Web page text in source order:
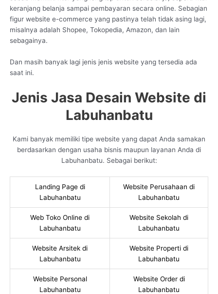
keranjang belanja sampai pembayaran secara online. Sebagian
figur website e-commerce yang pastinya telah tidak asing lagi,
misalnya adalah Shopee, Tokopedia, Amazon, dan lain
sebagainya.
Dan masih banyak lagi jenis jenis website yang tersedia ada
saat ini.
Jenis Jasa Desain Website di
Labuhanbatu
Kami banyak memiliki tipe website yang dapat Anda samakan
berdasarkan dengan usaha bisnis maupun layanan Anda di
Labuhanbatu. Sebagai berikut:
Landing Page di
Labuhanbatu
Website Perusahaan di
Labuhanbatu
Web Toko Online di
Labuhanbatu
Website Sekolah di
Labuhanbatu
Website Arsitek di
Labuhanbatu
Website Properti di
Labuhanbatu
Website Personal
Labuhanbatu
Website Order di
Labuhanbatu